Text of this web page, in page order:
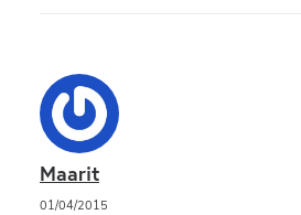
Maarit
01/04/2015